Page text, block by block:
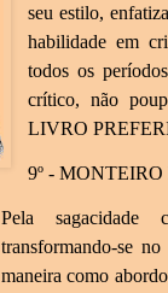
seu estilo,
habilidade em
todos os
crítico, não
LIVRO
9º -
Pela
transformando-se
maneira como